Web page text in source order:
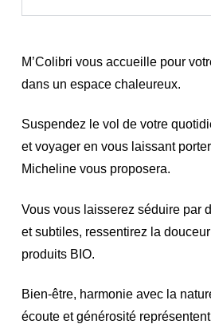
M’Colibri vous accueille pour
dans un espace chaleureux.
Suspendez le vol de votre
et voyager en vous laissant
Micheline vous proposera.
Vous vous laisserez séduire par
et subtiles, ressentirez la
produits BIO.
Bien-être, harmonie avec la
écoute et générosité représentent